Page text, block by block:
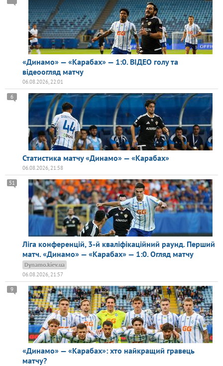
«Динамо» — «Карабах» — 1:0. ВІДЕО голу та
відеоогляд матчу
06.08.2026, 22:01
Статистика матчу «Динамо» — «Карабах»
6
06.08.2026, 21:58
Ліга конференцій, 3-й кваліфікаційний раунд. Перший
матч. «Динамо» — «Карабах» — 1:0. Огляд матчу
51
Dynamo.kiev.ua
06.08.2026, 21:57
«Динамо» — «Карабах»: хто найкращий гравець
матчу?
9